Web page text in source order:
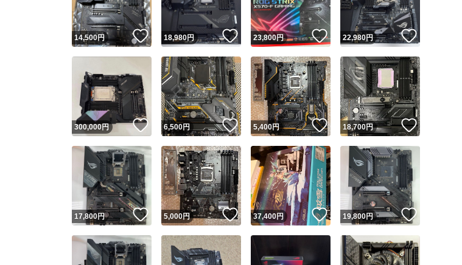
ユーザーの実績について
Yahoo!フリマが定めた一定の基準を満たしたユーザーにバ
安心取引出品者
安心取引出品者 Yahoo!フリマの基準をクリアした安
取引実績
このユーザーはYahoo!フリマの取引
この商品の情報をコピーし
商品画像の無断転載は禁止されています
1商品につき1回です
14,500円 いいね！
18,980円 いいね！
23,800円 いいね！
22,980円 いいね！
300,000円 いいね！
6,500円 いいね！
5,400円 いいね！
18,700円 いいね！
17,800円 いいね！
5,000円 いいね！
37,400円 いいね！
19,800円